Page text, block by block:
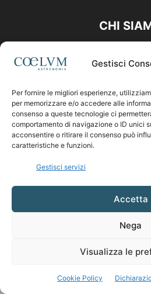
Gestisci
Per fornire le migliori esperienze,
per memorizzare e/o accedere alle
consenso a queste tecnologie ci
comportamento di navigazione o ID unici
acconsentire o ritirare il consenso può
caratteristiche e funzioni.
Gestisci servizi
Accetta
Nega
Visualizza le
Cookie Policy
CHI
Contattaci: